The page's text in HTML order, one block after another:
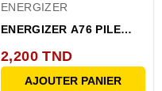
ENERGIZER
ENERGIZER A76 PILE
A76_ENG_BP2...
2,200 TND
AJOUTER PANIER